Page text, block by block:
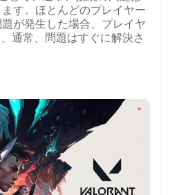
す。ほとんどのプレイヤー
が発生した場合、プレイヤ
通常、問題はすぐに解決さ